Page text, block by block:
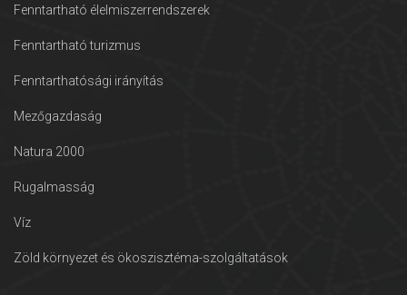
Fenntartható élelmiszerrendszerek
Fenntartható turizmus
Fenntarthatósági irányítás
Mezőgazdaság
Natura 2000
Rugalmasság
Víz
Zöld környezet és ökoszisztéma-szolgáltatások